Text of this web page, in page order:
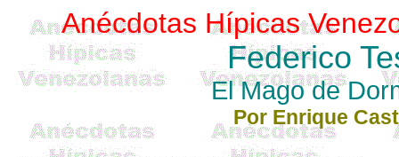
Anécdotas Hípicas
Federico
El Mago de
Por Enrique